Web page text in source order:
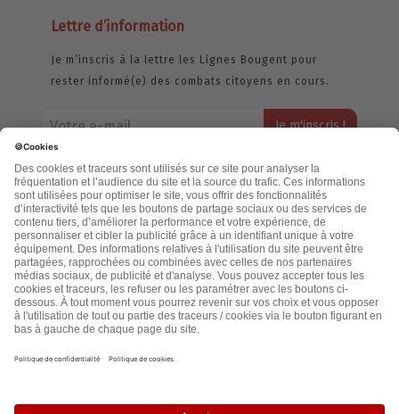
Lettre d’information
Je m’inscris à la lettre les Lignes Bougent pour
rester informé(e) des combats citoyens en cours.
jamais échangée. Pour consulter notre politique de confidentialité,
cliquez ici.
Accueil
Politique de confidentialité
Cookies